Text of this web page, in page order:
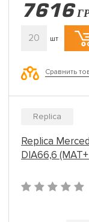
7616
20 шт
Сравнить
Replica
Replica
DIA66,6